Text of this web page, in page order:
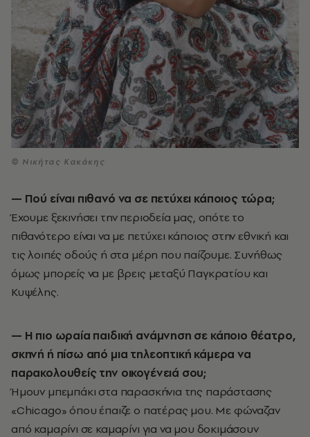
© Νικήτας Κακάκης
— Πού είναι πιθανό να σε πετύχει κάποιος τώρα;
Έχουμε ξεκινήσει την περιοδεία μας, οπότε το
πιθανότερο είναι να με πετύχει κάποιος στην εθνική και
τις λοιπές οδούς ή στα μέρη που παίζουμε. Συνήθως
όμως μπορείς να με βρεις μεταξύ Παγκρατίου και
Κυψέλης.
— H πιο ωραία παιδική ανάμνηση σε κάποιο θέατρο,
σκηνή ή πίσω από μια τηλεοπτική κάμερα να
παρακολουθείς την οικογένειά σου;
Ήμουν μπεμπάκι στα παρασκήνια της παράστασης
«Chicago» όπου έπαιζε ο πατέρας μου. Με φώναζαν
από καμαρίνι σε καμαρίνι για να μου δοκιμάσουν